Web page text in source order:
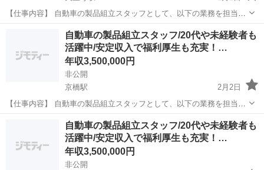
【仕事内容】 自動車の製品組立スタッフとして、以下の業務を担当し
ていただきます。 自動車製品の組立 検査作業 データ入力 トラブルシ
ューティング 【具体的には】 ■ 自動車製品の組立 自動車製品の...
天王寺駅 半導体
自動車の製品組立スタッフ/20代や未経験者も
活躍中/安定収入で福利厚生も充実！…
年収3,500,000円
非公開
京橋駅
2月2日
【仕事内容】 自動車の製品組立スタッフとして、以下の業務を担当し
ていただきます。 自動車製品の組立 検査作業 データ入力 トラブルシ
ューティング 【具体的には】 ■ 自動車製品の組立 自動車製品の...
京橋駅 半導体 未経験
自動車の製品組立スタッフ/20代や未経験者も
活躍中/安定収入で福利厚生も充実！…
年収3,500,000円
非公開